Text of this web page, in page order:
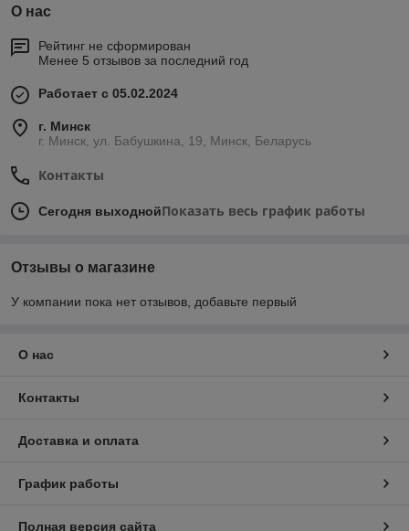
О нас
Рейтинг не сформирован
Менее 5 отзывов за последний год
Работает с 05.02.2024
г. Минск
г. Минск, ул. Бабушкина, 19, Минск, Беларусь
Контакты
Сегодня выходнойПоказать весь график работы
Отзывы о магазине
У компании пока нет отзывов, добавьте первый
О нас
Контакты
Доставка и оплата
График работы
Полная версия сайта